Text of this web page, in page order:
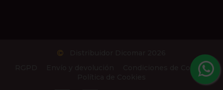
Condiciones de Compra